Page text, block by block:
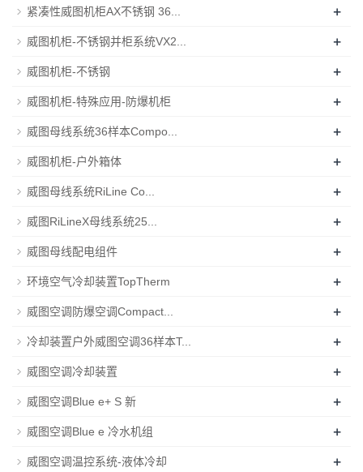
紧凑性威图机柜AX不锈钢 36... +
威图机柜-不锈钢并柜系统VX2... +
威图机柜-不锈钢 +
威图机柜-特殊应用-防爆机柜 +
威图母线系统36样本Compo... +
威图机柜-户外箱体 +
威图母线系统RiLine Co... +
威图RiLineX母线系统25... +
威图母线配电组件 +
环境空气冷却装置TopTherm +
威图空调防爆空调Compact... +
冷却装置户外威图空调36样本T... +
威图空调冷却装置 +
威图空调Blue e+ S 新 +
威图空调Blue e 冷水机组 +
威图空调温控系统-液体冷却 +